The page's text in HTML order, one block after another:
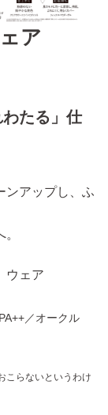
ア
たる」仕
ンアップし、ふ
ェア
／オークル
こらないというわけ